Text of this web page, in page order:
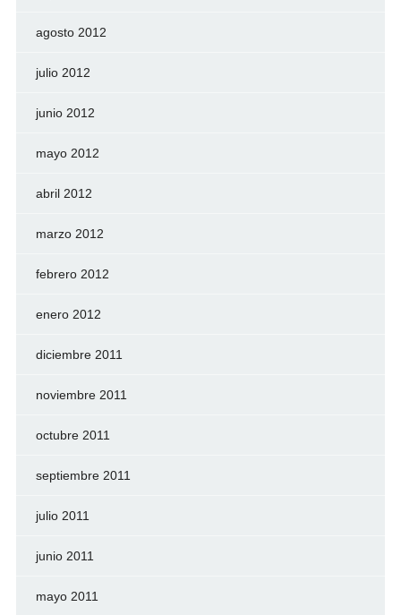
agosto 2012
julio 2012
junio 2012
mayo 2012
abril 2012
marzo 2012
febrero 2012
enero 2012
diciembre 2011
noviembre 2011
octubre 2011
septiembre 2011
julio 2011
junio 2011
mayo 2011